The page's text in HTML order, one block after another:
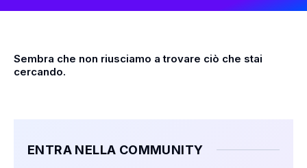
Sembra che non riusciamo a trovare ciò che stai
cercando.
ENTRA NELLA COMMUNITY